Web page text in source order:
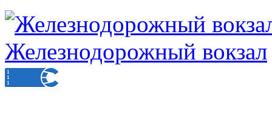
Железнодорожный вокзал